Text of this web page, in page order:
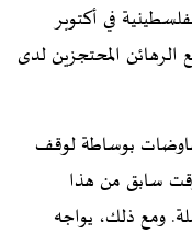
في أكتوبر
الرهائن المحتجزين لدى
بوساطة لوقف
سابق من هذا
ومع ذلك، يواجه